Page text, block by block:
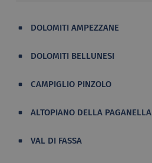
DOLOMITI AMPEZZANE
DOLOMITI BELLUNESI
CAMPIGLIO PINZOLO
ALTOPIANO DELLA PAGANELLA
VAL DI FASSA